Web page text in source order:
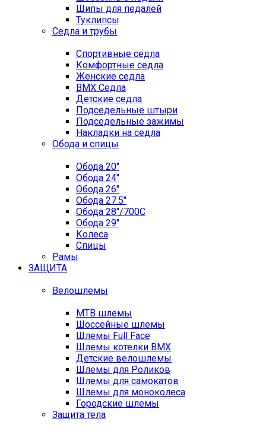
Шипы для педалей
Туклипсы
Седла и трубы
Спортивные седла
Комфортные седла
Женские седла
BMX Седла
Детские седла
Подседельные штыри
Подседельные зажимы
Накладки на седла
Обода и спицы
Обода 20"
Обода 24"
Обода 26"
Обода 27.5"
Обода 28"/700C
Обода 29"
Колеса
Спицы
Рамы
ЗАЩИТА
Велошлемы
MTB шлемы
Шоссейные шлемы
Шлемы Full Face
Шлемы котелки BMX
Детские велошлемы
Шлемы для Роликов
Шлемы для самокатов
Шлемы для моноколеса
Городские шлемы
Защита тела